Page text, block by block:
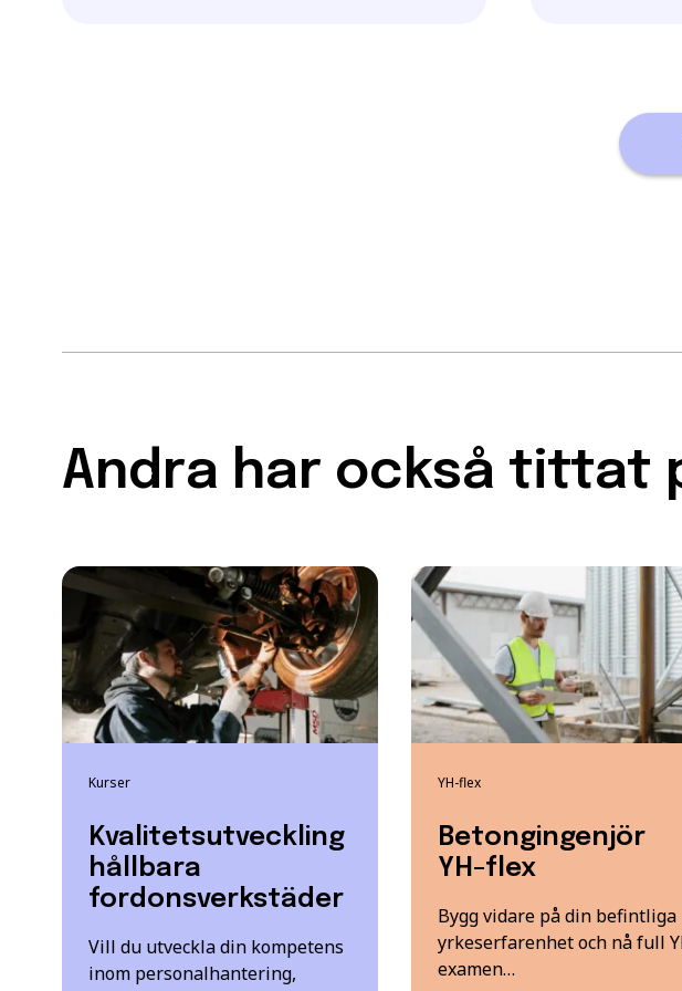
Andra har också tittat
Kurser
Kvalitetsutveckling
hållbara
fordonsverkstäder
Vill du utveckla din kompetens
inom personalhantering,
YH-flex
Betongingenjör
YH-flex
Bygg vidare på din befintliga
yrkeserfarenhet och nå full
examen…